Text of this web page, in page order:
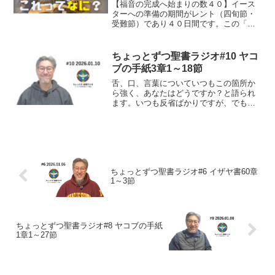
【福音の完成へ始まりの数４０】イース
ターへの準備の期間がレント（四旬節・
受難節）であり４０日間です。この「４
重要な節目となる期間を表します。神は
この所を通して、皆さんにど...
ちょっとずつ聖書ラジオ#10 ヤコ
ブの手紙3章1～18節
舌、口、言葉についていつもこの箇所か
ら強く、あなたはどうですか？と語られ
ます。いつも反省ばかりですが、でも、
ちょっとずつ聖書ラジオ#6 イザヤ書60章
1～3節
ちょっとずつ聖書ラジオ#8 ヤコブの手紙
1章1～27節